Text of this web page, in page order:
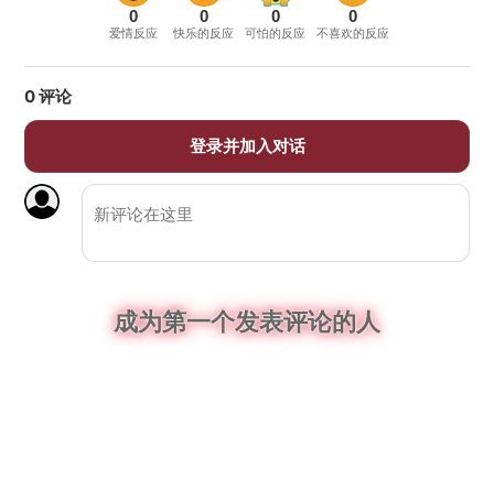
0
爱情反应
0
快乐的反应
0
可怕的反应
0
不喜欢的反应
0评论
登录并加入对话
成为第一个发表评论的人